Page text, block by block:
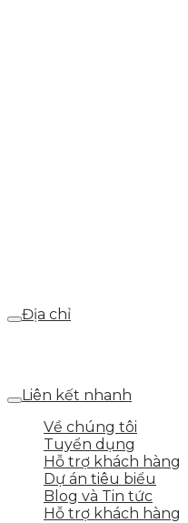
Địa chỉ
Liên kết nhanh
Về chúng tôi
Tuyển dụng
Hỗ trợ khách hàng
Dự án tiêu biểu
Blog và Tin tức
Hỗ trợ khách hàng